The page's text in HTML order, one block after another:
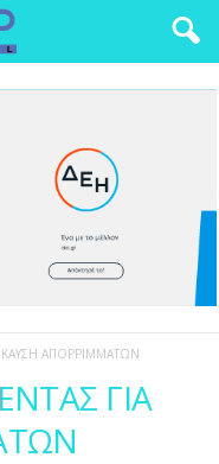
ΚΑΥΣΗ ΑΠΟΡΡΙΜΜΑΤΩΝ
ΓΙΑ